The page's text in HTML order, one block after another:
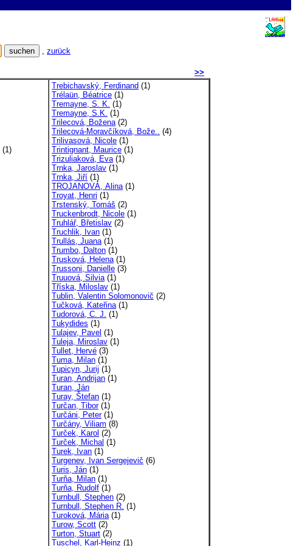
, zurück
>>
(1)
Trebichavský, Ferdinand (1)
Trélaün, Béatrice (1)
Tremayne, S. K. (1)
Tremayne, S.K. (1)
Trilecová, Božena(2)
Trilecová-Moravčíková, Bože.. (4)
Trilivasová, Nicole (1)
Trintignant, Maurice (1)
Trizuliaková, Eva(1)
Trnka, Jaroslav (1)
Trnka, Jiří (1)
TROJANOVÁ, Alina(1)
Troyat, Henri (1)
Trstenský, Tomáš (2)
Truckenbrodt, Nicole (1)
Truhlář, Břetislav (2)
Truchlik, Ivan (1)
Trullás, Juana(1)
Trumbo, Dalton (1)
Trusková, Helena(1)
Trussoni, Danielle (3)
Truuová, Silvia(1)
Tříska, Miloslav (1)
Tublin, Valentin Solomonovič (2)
Tučková, Kateřina(1)
Tudorová, C. J. (1)
Tukydides (1)
Tulajev, Pavel (1)
Tuleja, Miroslav (1)
Tullet, Hervé (3)
Tuma, Milan (1)
Tupicyn, Jurij (1)
Turan, Andrijan (1)
Turan, Ján
Turay, Štefan (1)
Turčan, Tibor(1)
Turčáni, Peter(1)
Turčány, Viliam (8)
Turček, Karol (2)
Turček, Michal (1)
Turek, Ivan (1)
Turgenev, Ivan Sergejevič (6)
Turis, Ján (1)
Turňa, Milan (1)
Turňa, Rudolf (1)
Turnbull, Stephen (2)
Turnbull, Stephen R. (1)
Turoková, Mária(1)
Turow, Scott (2)
Turton, Stuart (2)
Tuschel, Karl-Heinz (1)